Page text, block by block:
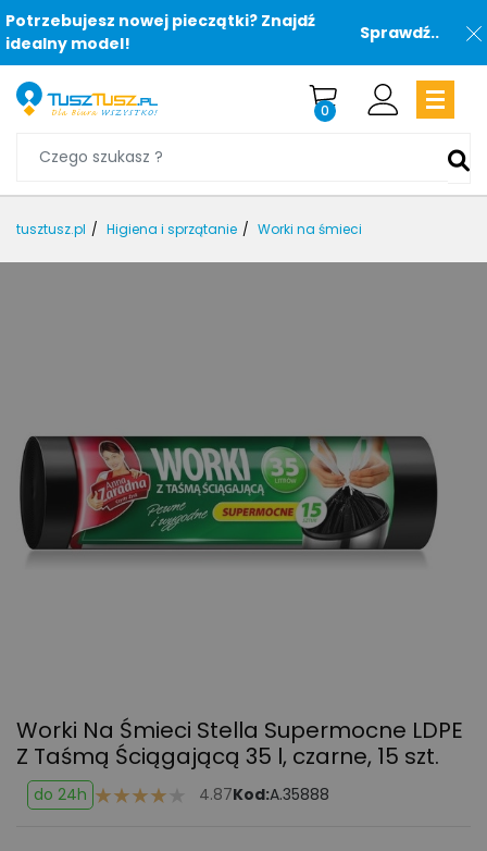
Potrzebujesz nowej pieczątki? Znajdź
idealny model!
Sprawdź..
0
tusztusz.pl Higiena i sprzątanie Worki na śmieci
Worki Na Śmieci Stella Supermocne LDPE
Z Taśmą Ściągającą 35 l, czarne, 15 szt.
do 24h 4.87Kod:A.35888